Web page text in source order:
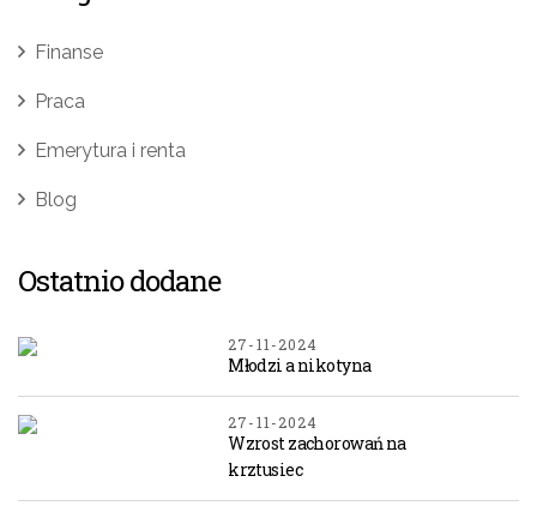
Finanse
Praca
Emerytura i renta
Blog
Ostatnio dodane
27-11-2024
Młodzi a nikotyna
27-11-2024
Wzrost zachorowań na
krztusiec